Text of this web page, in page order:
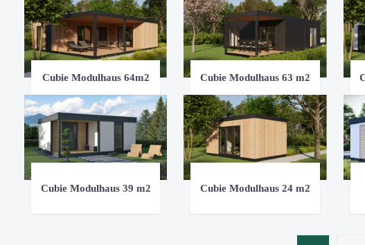
Cubie Modulhaus 64m2 Cubie Modulhaus 63 m2
Cubie Modulhaus 39 m2 Cubie Modulhaus 24 m2